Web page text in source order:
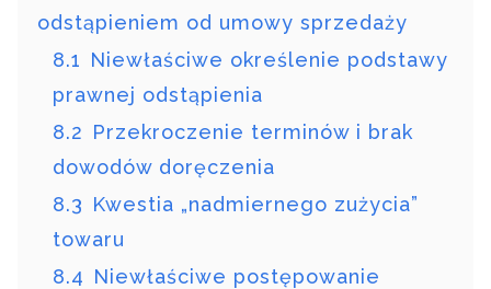
odstąpieniem od umowy sprzedaży
8.1 Niewłaściwe określenie podstawy
prawnej odstąpienia
8.2 Przekroczenie terminów i brak
dowodów doręczenia
8.3 Kwestia „nadmiernego zużycia”
towaru
8.4 Niewłaściwe postępowanie